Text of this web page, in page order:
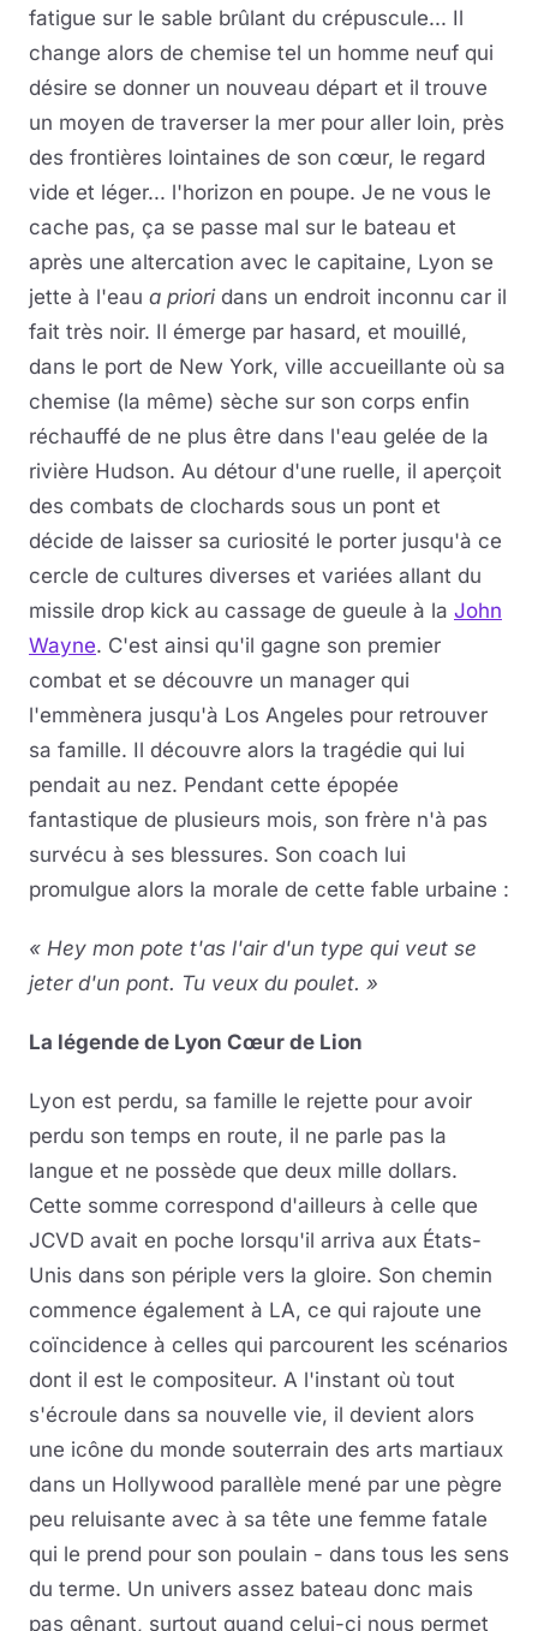
fatigue sur le sable brûlant du crépuscule... Il
change alors de chemise tel un homme neuf qui
désire se donner un nouveau départ et il trouve
un moyen de traverser la mer pour aller loin, près
des frontières lointaines de son cœur, le regard
vide et léger... l'horizon en poupe. Je ne vous le
cache pas, ça se passe mal sur le bateau et
après une altercation avec le capitaine, Lyon se
jette à l'eau a prioridans un endroit inconnu car il
fait très noir. Il émerge par hasard, et mouillé,
dans le port de New York, ville accueillante où sa
chemise (la même) sèche sur son corps enfin
réchauffé de ne plus être dans l'eau gelée de la
rivière Hudson. Au détour d'une ruelle, il aperçoit
des combats de clochards sous un pont et
décide de laisser sa curiosité le porter jusqu'à ce
cercle de cultures diverses et variées allant du
missile drop kick au cassage de gueule à la John
Wayne. C'est ainsi qu'il gagne son premier
combat et se découvre un manager qui
l'emmènera jusqu'à Los Angeles pour retrouver
sa famille. Il découvre alors la tragédie qui lui
pendait au nez. Pendant cette épopée
fantastique de plusieurs mois, son frère n'à pas
survécu à ses blessures. Son coach lui
promulgue alors la morale de cette fable urbaine :
« Hey mon pote t'as l'air d'un type qui veut se
jeter d'un pont. Tu veux du poulet. »
La légende de Lyon Cœur de Lion
Lyon est perdu, sa famille le rejette pour avoir
perdu son temps en route, il ne parle pas la
langue et ne possède que deux mille dollars.
Cette somme correspond d'ailleurs à celle que
JCVD avait en poche lorsqu'il arriva aux États-
Unis dans son périple vers la gloire. Son chemin
commence également à LA, ce qui rajoute une
coïncidence à celles qui parcourent les scénarios
dont il est le compositeur. A l'instant où tout
s'écroule dans sa nouvelle vie, il devient alors
une icône du monde souterrain des arts martiaux
dans un Hollywood parallèle mené par une pègre
peu reluisante avec à sa tête une femme fatale
qui le prend pour son poulain - dans tous les sens
du terme. Un univers assez bateau donc mais
pas gênant, surtout quand celui-ci nous permet